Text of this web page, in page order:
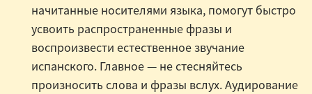
начитанные носителями языка, помогут быстро
усвоить распространенные фразы и
воспроизвести естественное звучание
испанского. Главное — не стесняйтесь
произносить слова и фразы вслух. Аудирование